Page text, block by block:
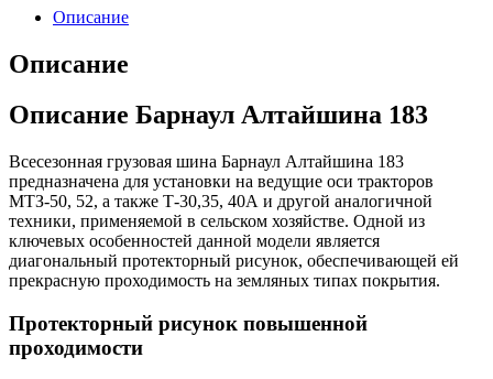
Описание
Описание
Описание Барнаул Алтайшина 183
Всесезонная грузовая шина Барнаул Алтайшина 183
предназначена для установки на ведущие оси тракторов
МТЗ-50, 52, а также Т-30,35, 40А и другой аналогичной
техники, применяемой в сельском хозяйстве. Одной из
ключевых особенностей данной модели является
диагональный протекторный рисунок, обеспечивающей ей
прекрасную проходимость на земляных типах покрытия.
Протекторный рисунок повышенной
проходимости